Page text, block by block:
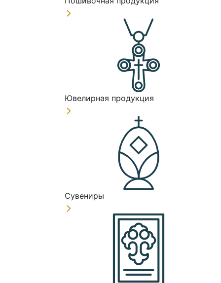
Ювелирная продукция
Сувениры